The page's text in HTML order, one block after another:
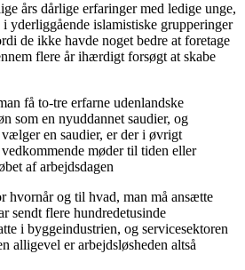
års dårlige erfaringer med ledige unge,
yderliggående islamistiske grupperinger
de ikke havde noget bedre at foretage
flere år ihærdigt forsøgt at skabe
få to-tre erfarne udenlandske
som en nyuddannet saudier, og
en saudier, er der i øvrigt
møder til tiden eller
af arbejdsdagen
hvornår og til hvad, man må ansætte
sendt flere hundredetusinde
i byggeindustrien, og servicesektoren
alligevel er arbejdsløsheden altså